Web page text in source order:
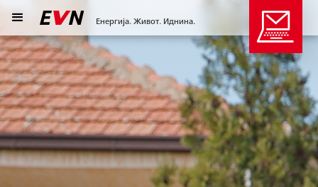
Енергија. Живот. Иднина.